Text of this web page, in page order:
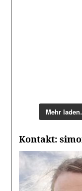
Mehr
Kontakt: